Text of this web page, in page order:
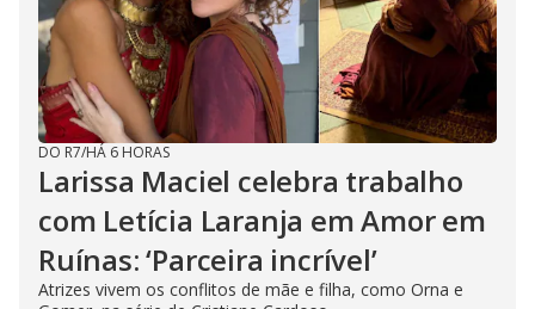
d
e
o
DO R7/HÁ 6 HORAS
Larissa Maciel celebra trabalho
com Letícia Laranja em Amor em
Ruínas: ‘Parceira incrível’
Atrizes vivem os conflitos de mãe e filha, como Orna e